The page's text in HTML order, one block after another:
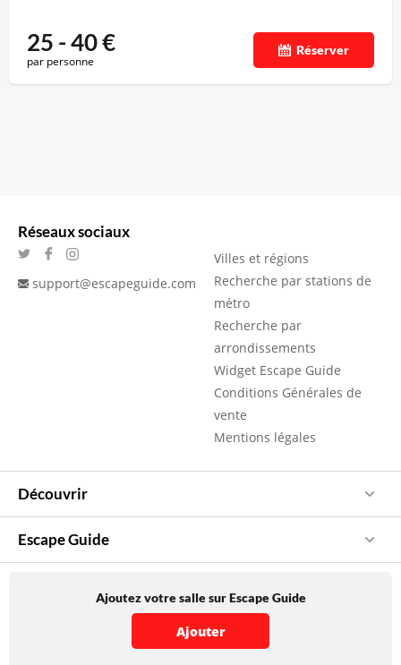
25 - 40€
par personne
Réserver
Réseaux sociaux
support@escapeguide.com
Villes et régions
Recherche par stations de
métro
Recherche par
arrondissements
Widget Escape Guide
Conditions Générales de
vente
Mentions légales
Découvrir
Escape Guide
Ajoutez votre salle sur Escape Guide
Ajouter